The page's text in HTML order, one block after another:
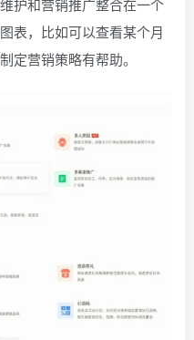
护和营销推广整合在一个
表，比如可以查看某个月
定营销策略有帮助。